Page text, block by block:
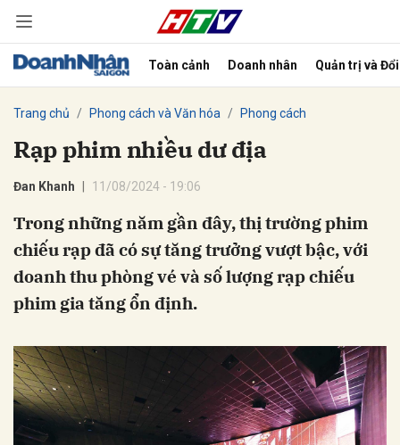
Toàn cảnh Doanh nhân Quản trị và
Trang chủ Phong cách và Văn hóa Phong cách
Rạp phim nhiều dư địa
Đan Khanh 11/08/2024 - 19:06
Trong những năm gần đây, thị trường phim
chiếu rạp đã có sự tăng trưởng vượt bậc, với
doanh thu phòng vé và số lượng rạp chiếu
phim gia tăng ổn định.